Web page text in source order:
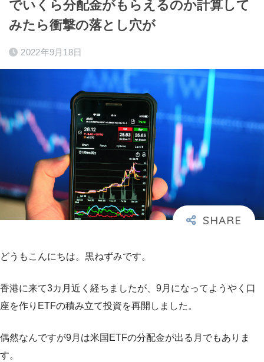
でいくら分配金がもらえるのか計算して
みたら衝撃の落とし穴が
2022年9月18日
どうもこんにちは。黒ねずみです。
香港に来て3カ月近く経ちましたが、9月になってようやく口
座を作りETFの積み立て投資を再開しました。
偶然なんですが9月は米国ETFの分配金が出る月でもありま
す。